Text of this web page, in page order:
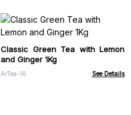
Classic Green Tea with Lemon
and Ginger 1Kg
ArTea-16 See Details